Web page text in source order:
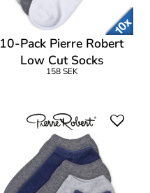
10-Pack Pierre Robert
Low Cut Socks
158 SEK